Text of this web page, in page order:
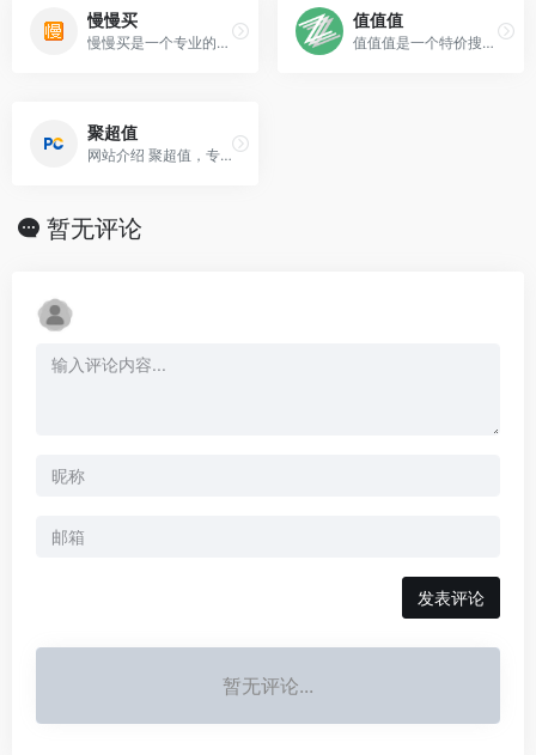
慢慢买
慢慢买是一个专业的购物导购、比价网站，汇集了所有主流网上商城的报价、活动促销、历史价格走势等信息。慢慢买倡导理性消费，以让用户买到高性比价商品为宗旨的比价网。
值值值
值值值是一个特价搜索引擎：实时监控全网什么值得买类资讯和爆料，每日同步推荐1000+高性价比商品和打折促销活动。让你在第一时间，一站式获取全网优惠券和特价信息
聚超值
网站介绍 聚超值，专业电商导购平台，全天候为网友甄选出各类给力的折扣优惠，超值商品网购推荐以及海量海淘特价商品情报，为您购物提供清晰的指引
暂无评论
发表评论
暂无评论...